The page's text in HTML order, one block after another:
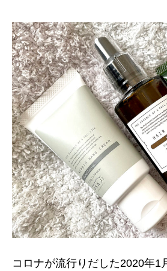
消
毒
で
荒
れ
た
手
の
ひ
ら
を
治
す
へ
の
コロナが流行りだした2020年1